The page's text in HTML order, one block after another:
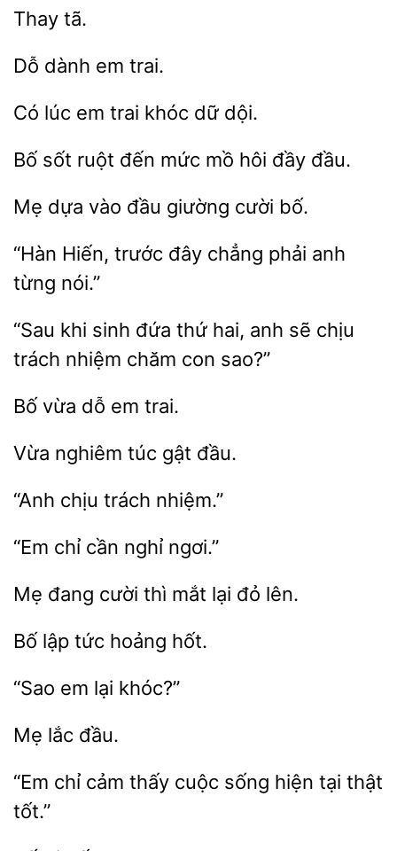
dành
em trai dữ dội.
Bố sốt đến mức hôi đầu.
vào giường cười bố.
“Hàn Hiến, trước
anh
từng nói.”
“Sau khi sinh thứ hai,
chịu
trách nhiệm chăm con sao?”
Bố em
Vừa đầu.
trách
“Em cần
đang cười thì mắt lên.
Bố hoảng
khóc?”
“Em chỉ cảm cuộc hiện
thật
tốt.”